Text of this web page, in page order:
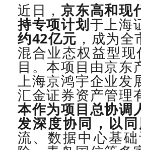
近日， 京东高和现
持专项计划于上海
约42亿元 ，成为
混合业态权益型
目。本项目由京东
上海京鸿宇企业发
汇金证券资产管理
本作为项目总协调
发深度协同，以
流、数据中心基